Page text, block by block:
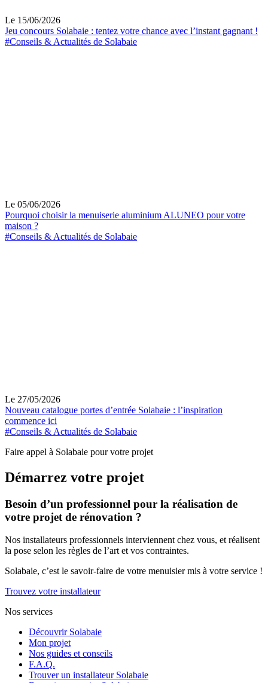
Le 15/06/2026
Jeu concours Solabaie : tentez votre chance avec l’instant gagnant !
#Conseils & Actualités de Solabaie
Le 05/06/2026
Pourquoi choisir la menuiserie aluminium ALUNEO pour votre
maison ?
#Conseils & Actualités de Solabaie
Le 27/05/2026
Nouveau catalogue portes d’entrée Solabaie : l’inspiration
commence ici
#Conseils & Actualités de Solabaie
Faire appel à Solabaie pour votre projet
Démarrez votre projet
Besoin d’un professionnel pour la réalisation de
votre projet de rénovation ?
Nos installateurs professionnels interviennent chez vous, et réalisent
la pose selon les règles de l’art et vos contraintes.
Solabaie, c’est le savoir-faire de votre menuisier mis à votre service !
Trouvez votre installateur
Nos services
Découvrir Solabaie
Mon projet
Nos guides et conseils
F.A.Q.
Trouver un installateur Solabaie